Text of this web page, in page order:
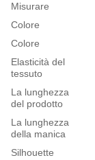
Misurare
Colore
Colore
Elasticità del
tessuto
La lunghezza
del prodotto
La lunghezza
della manica
Silhouette